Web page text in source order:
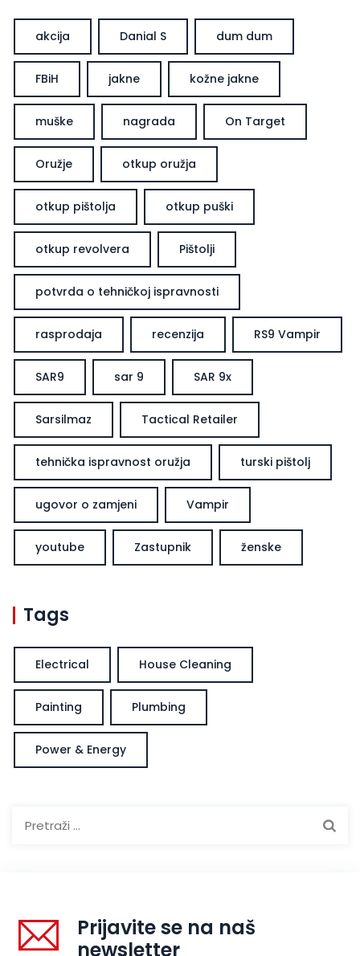
akcija Danial S dum dum
FBiH jakne kožne jakne
muške nagrada On Target
Oružje otkup oružja
otkup pištolja otkup puški
otkup revolvera Pištolji
potvrda o tehničkoj ispravnosti
rasprodaja recenzija RS9 Vampir
SAR9 sar 9 SAR 9x
Sarsilmaz Tactical Retailer
tehnička ispravnost oružja turski pištolj
ugovor o zamjeni Vampir
youtube Zastupnik ženske
Tags
Electrical House Cleaning
Painting Plumbing
Power & Energy
Prijavite se na naš
newsletter